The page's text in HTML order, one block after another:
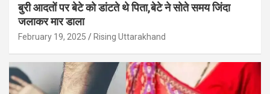
बुरी आदतों पर बेटे को डांटते थे पिता,बेटे ने सोते समय जिंदा
जलाकर मार डाला
February 19, 2025 Rising Uttarakhand